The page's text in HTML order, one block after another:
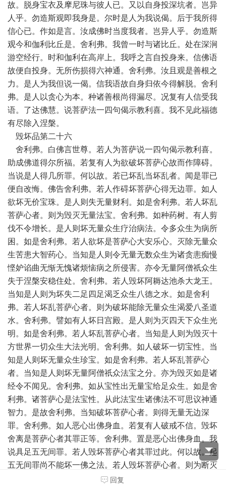
故。脱身宝衣及摩尼珠与彼人已。又以自身投深坑者。岂异
人乎。勿造斯观即我身是。尔时是人为我说偈。后于我所得
信心已。作如是言。汝成佛时当度我者。岂异人乎。勿造斯
观今和伽利比丘是。舍利弗。我曾一时与诸比丘。处在深涧
游空经行。时和伽利在高岸上。我呼之言自投身来。信佛语
故便自投身。无所伤损得六神通。舍利弗。汝且观是善根之
力。是人为我但说一偈。信我语故自身归依今得解脱。舍利
弗。是人以贪心为本。种诸善根尚得漏尽。况复有人信受我
语。了达佛慧。说菩萨法一四句偈示教利喜。我不见此福德
有尽除入涅槃。
毁坏品第二十六
舍利弗。白佛言世尊。若人为菩萨说一四句偈示教利喜。
助成佛道得尔所福。若复有人为欲破坏菩萨心故而作障碍。
当说是人得几所罪。何以故。若已坏乱当坏乱者。闻是罪已
便自改悔。佛告舍利弗。若人作碍坏菩萨心得无边罪。如人
欲坏无价宝珠。是人则失无量财利。如是舍利弗。若人坏乱
菩萨心者。则为毁灭无量法宝。舍利弗。如种药树。有人剪
伐不令增长。是人则坏无量众生疗治病法。令多众生为病所
困。如是舍利弗。若人欲坏是菩萨心大安乐心。灭除无量众
生苦患大智药心。当知是人则令无量无数众生为诸贪恚痴慢
悭妒谄曲无惭无愧诸烦恼病之所侵害。亦令无量阿僧祇众生
失于涅槃安稳住处。舍利弗。若人毁坏阿耨达池杀大龙王。
当知是人则为坏失二足四足渴乏众生八德之水。如是舍利
弗。若人坏乱菩萨心者。则为破坏能除无量众生渴爱八圣道
水。舍利弗。譬如有人坏日宫殿。是人则为灭四天下众生光
明。如是舍利弗。若人坏乱菩萨心者。当知是人则为毁灭十
方世界一切众生大法光明。舍利弗。如人破坏一切宝性。当
知是人则坏无量众生珍宝。如是舍利弗。若人坏乱菩萨心
者。当知是人则坏无量阿僧祇众法宝之分。亦为毁灭如是诸
经令不闻见。舍利弗。如从宝性出无量宝给足众生。如是舍
利弗。诸菩萨心是法宝性。从此法宝生诸佛法不可思议神通
智力。是故舍利弗。当知破坏菩萨心者。则得无量无边深
罪。舍利弗。如人恶心出佛身血。若复有人破戒不信。毁坏
舍离是菩萨心者其罪正等。舍利弗。置是恶心出佛身血。我
说具足五无间罪。若人毁坏菩萨心者其罪过此。何以故。起
五无间罪尚不能坏一佛之法。若人毁坏菩萨心者。则为断灭
一切佛法。舍利弗。譬如杀牛则为已坏乳酪及酥。如是舍利
回复